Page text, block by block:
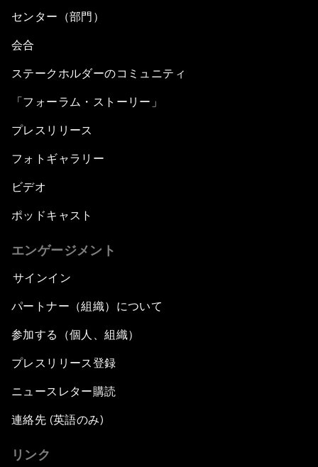
センター（部門）
会合
ステークホルダーのコミュニティ
「フォーラム・ストーリー」
プレスリリース
フォトギャラリー
ビデオ
ポッドキャスト
エンゲージメント
サインイン
パートナー（組織）について
参加する（個人、組織）
プレスリリース登録
ニュースレター購読
連絡先 (英語のみ)
リンク